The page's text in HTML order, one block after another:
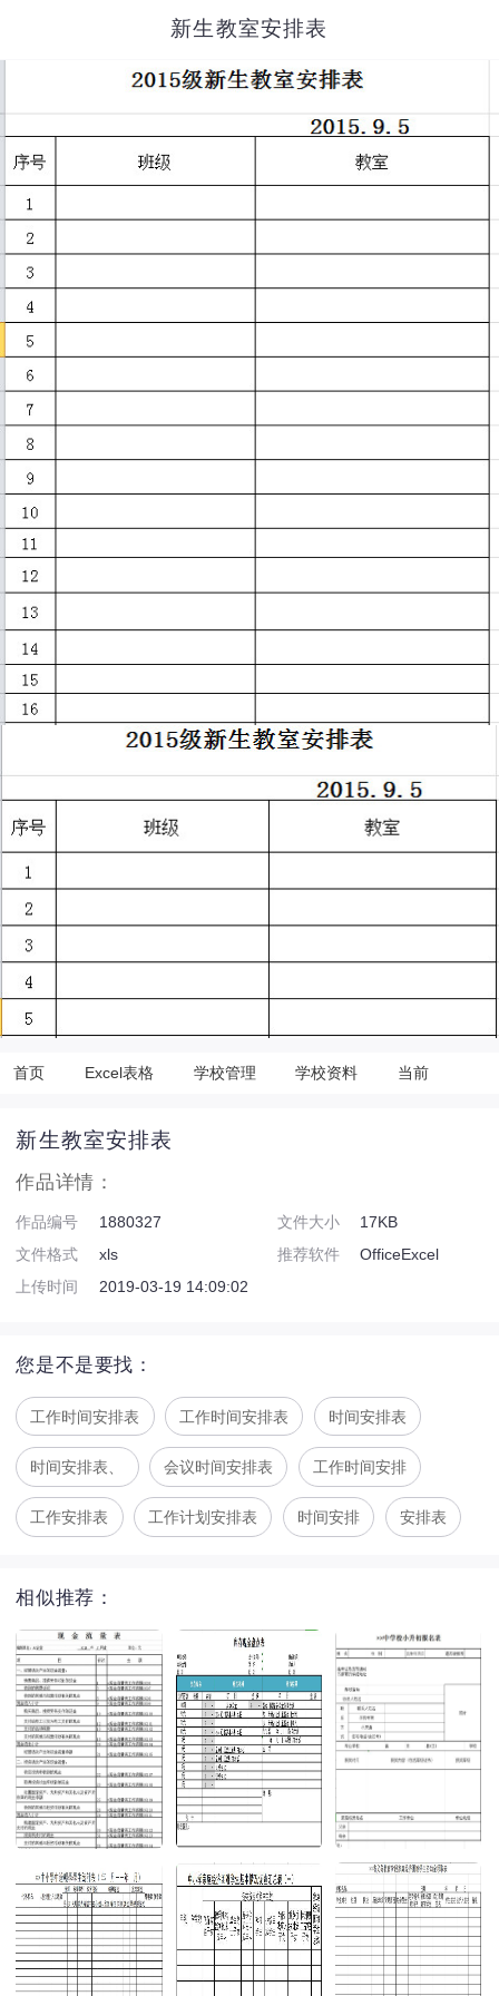
新生教室安排表
首页 Excel表格 学校管理 学校资料 当前
新生教室安排表
作品详情：
作品编号 1880327 文件大小
17KB
文件格式
xls 推荐软件
OfficeExcel
上传时间
2019-03-19 14:09:02
您是不是要找：
工作时间安排表 工作时间安排表 时间安排表
时间安排表、 会议时间安排表 工作时间安排
工作安排表 工作计划安排表 时间安排 安排表
相似推荐：